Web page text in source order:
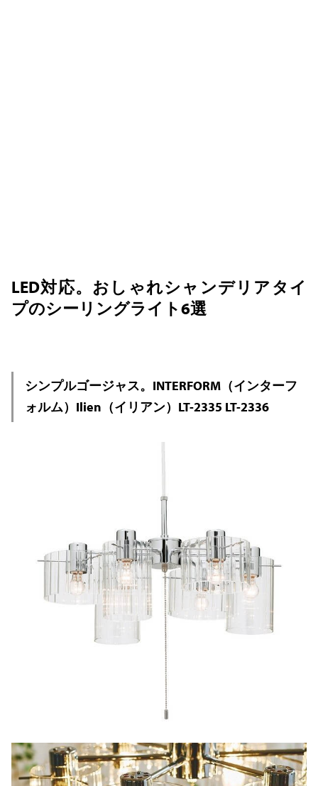
LED対応。おしゃれシャンデリアタイ
プのシーリングライト6選
シンプルゴージャス。INTERFORM（インターフ
ォルム）Ilien（イリアン）LT-2335 LT-2336